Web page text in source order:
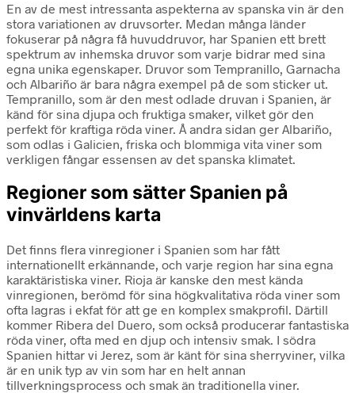
En av de mest intressanta aspekterna av spanska vin är den
stora variationen av druvsorter. Medan många länder
fokuserar på några få huvuddruvor, har Spanien ett brett
spektrum av inhemska druvor som varje bidrar med sina
egna unika egenskaper. Druvor som Tempranillo, Garnacha
och Albariño är bara några exempel på de som sticker ut.
Tempranillo, som är den mest odlade druvan i Spanien, är
känd för sina djupa och fruktiga smaker, vilket gör den
perfekt för kraftiga röda viner. Å andra sidan ger Albariño,
som odlas i Galicien, friska och blommiga vita viner som
verkligen fångar essensen av det spanska klimatet.
Regioner som sätter Spanien på
vinvärldens karta
Det finns flera vinregioner i Spanien som har fått
internationellt erkännande, och varje region har sina egna
karaktäristiska viner. Rioja är kanske den mest kända
vinregionen, berömd för sina högkvalitativa röda viner som
ofta lagras i ekfat för att ge en komplex smakprofil. Därtill
kommer Ribera del Duero, som också producerar fantastiska
röda viner, ofta med en djup och intensiv smak. I södra
Spanien hittar vi Jerez, som är känt för sina sherryviner, vilka
är en unik typ av vin som har en helt annan
tillverkningsprocess och smak än traditionella viner.